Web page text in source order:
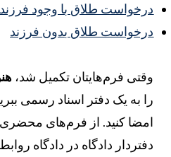
درخواست طلاق با وجود فرزندان
درخواست طلاق بدون فرزند
وقتی فرم‌هایتان تکمیل شد،هنوز
را به یک دفتر اسناد رسمی ببرید و
امضا کنید. از فرم‌های محضری کپی
دفتردار دادگاه در دادگاه روابط